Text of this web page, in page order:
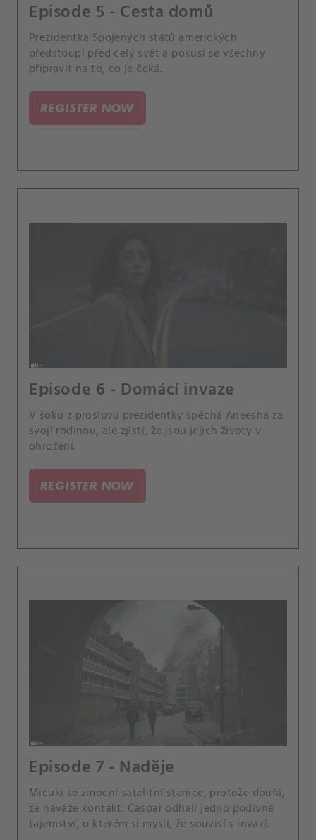
Episode 5 - Cesta domů
Prezidentka Spojených států amerických
předstoupí před celý svět a pokusí se všechny
připravit na to, co je čeká.
REGISTER NOW
Episode 6 - Domácí invaze
V šoku z proslovu prezidentky spěchá Aneesha za
svojí rodinou, ale zjistí, že jsou jejich životy v
ohrožení.
REGISTER NOW
Episode 7 - Naděje
Micuki se zmocní satelitní stanice, protože doufá,
že naváže kontakt. Caspar odhalí jedno podivné
tajemství, o kterém si myslí, že souvisí s invazí.